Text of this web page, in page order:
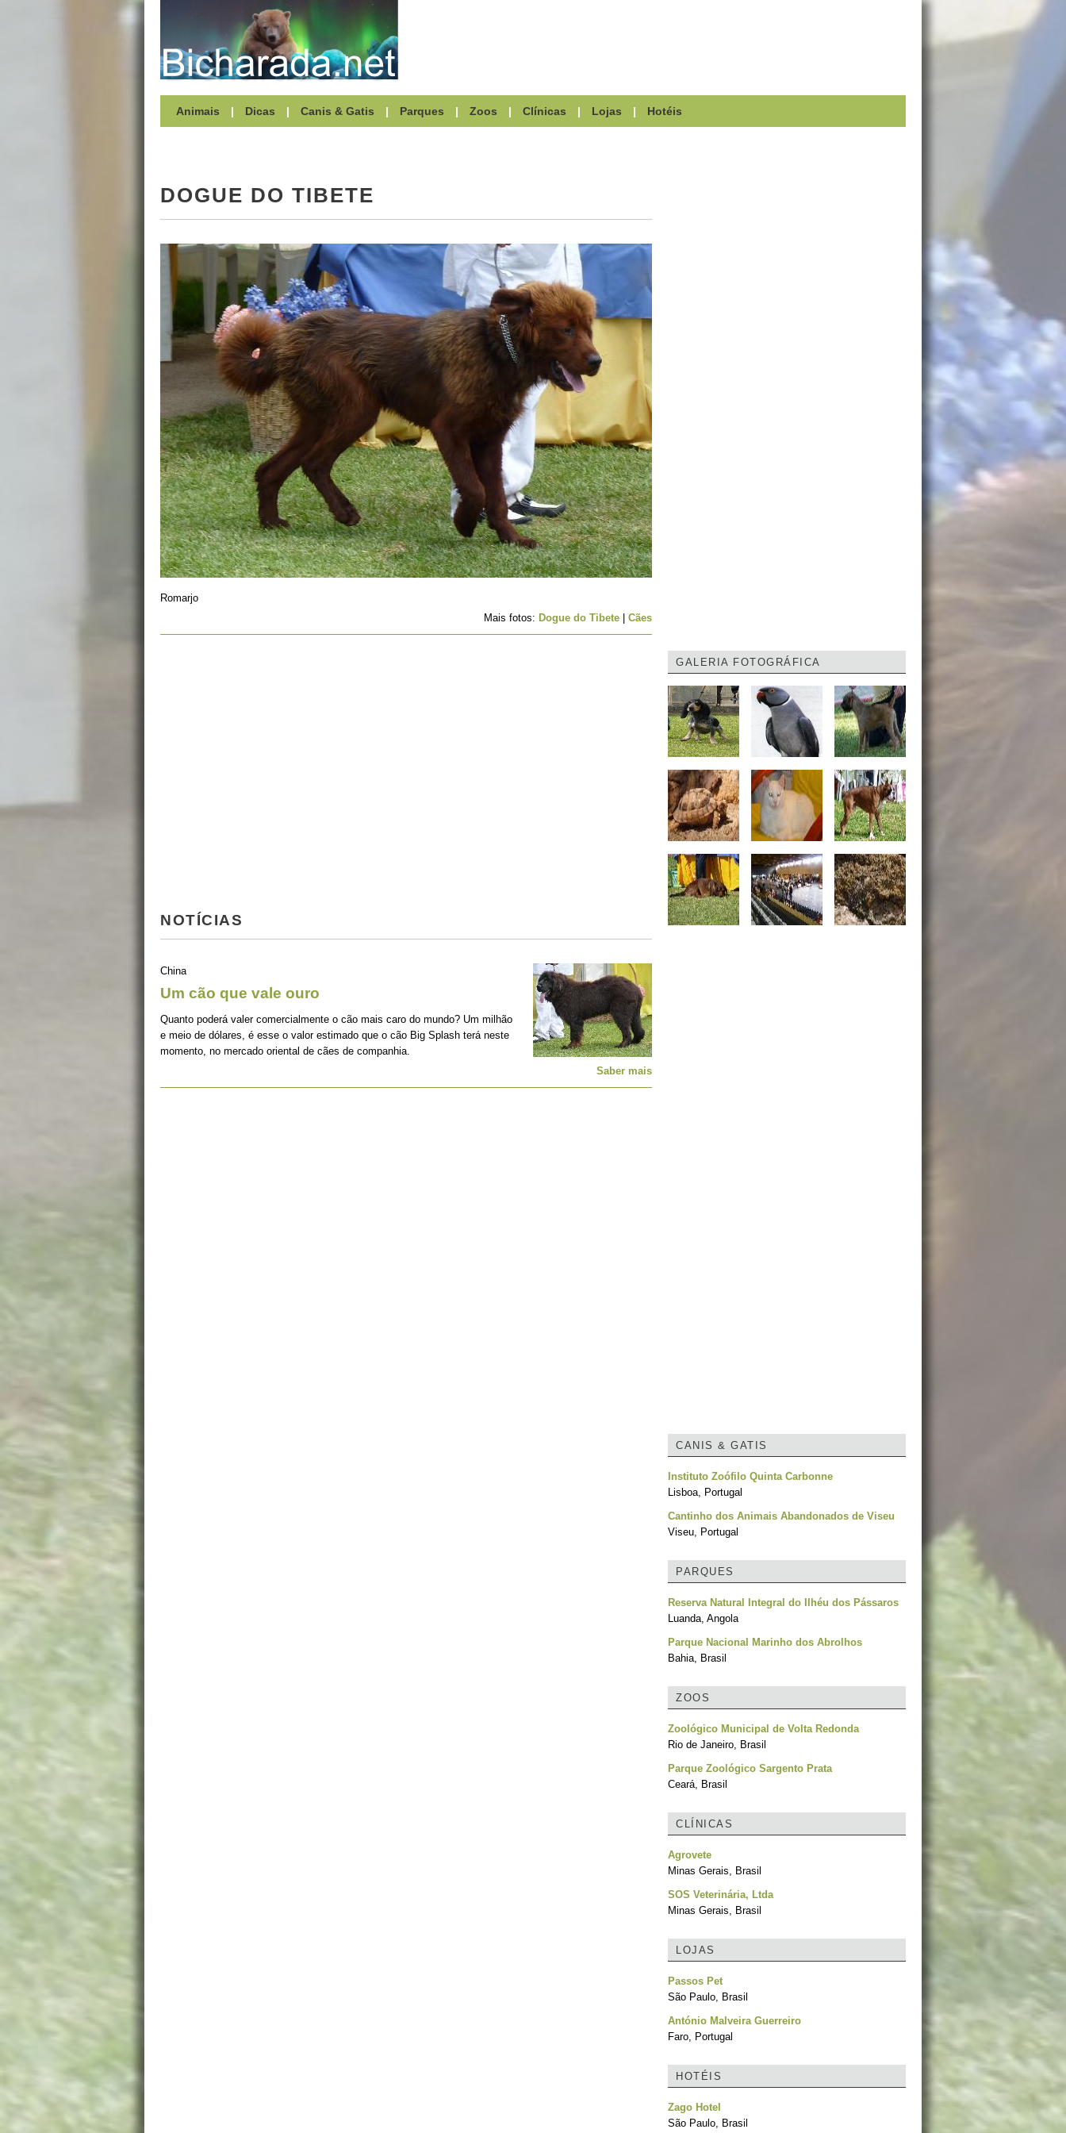
Animais | Dicas | Canis & Gatis | Parques | Zoos | Clínicas | Lojas | Hotéis
DOGUE DO TIBETE
Romarjo
Mais fotos: Dogue do Tibete Cães
NOTÍCIAS
China
Um cão que vale ouro
Quanto poderá valer comercialmente o cão mais caro do mundo? Um milhão
e meio de dólares, é esse o valor estimado que o cão Big Splash terá neste
momento, no mercado oriental de cães de companhia.
Saber mais
GALERIA FOTOGRÁFICA
CANIS & GATIS
Instituto Zoófilo Quinta Carbonne
Lisboa, Portugal
Cantinho dos Animais Abandonados de Viseu
Viseu, Portugal
PARQUES
Reserva Natural Integral do Ilhéu dos Pássaros
Luanda, Angola
Parque Nacional Marinho dos Abrolhos
Bahia, Brasil
ZOOS
Zoológico Municipal de Volta Redonda
Rio de Janeiro, Brasil
Parque Zoológico Sargento Prata
Ceará, Brasil
CLÍNICAS
Agrovete
Minas Gerais, Brasil
SOS Veterinária, Ltda
Minas Gerais, Brasil
LOJAS
Passos Pet
São Paulo, Brasil
António Malveira Guerreiro
Faro, Portugal
HOTÉIS
Zago Hotel
São Paulo, Brasil